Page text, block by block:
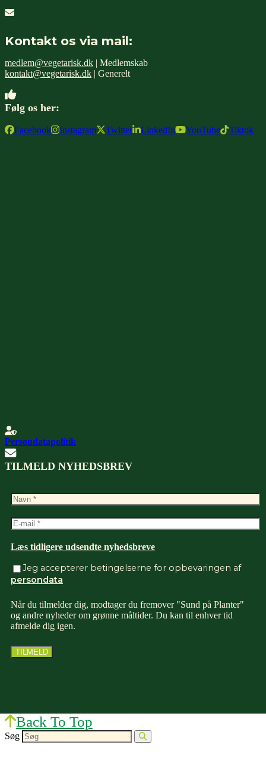
Kontakt os via mail:
medlem@vegetarisk.dk | Medlemskab
kontakt@vegetarisk.dk | Generelt
Følg os her:
Facebook Instagram Twitter LinkedIn YouTube Tiktok
Persondatapolitik
TILMELD NYHEDSBREV
Læs tidligere udsendte nyhedsbreve
Jeg accepterer betingelserne for opbevaringen af
persondata
Når du tilmelder dig, modtager du fremover "Sund på Planter"
og andre nyheder om grønne måltider. Du kan til enhver tid
afmelde dig igen.
Back To Top
Søg